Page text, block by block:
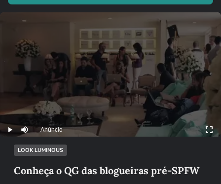
Play Mutar Anúncio
LOOK LUMINOUS
Conheça o QG das blogueiras pré-SPFW